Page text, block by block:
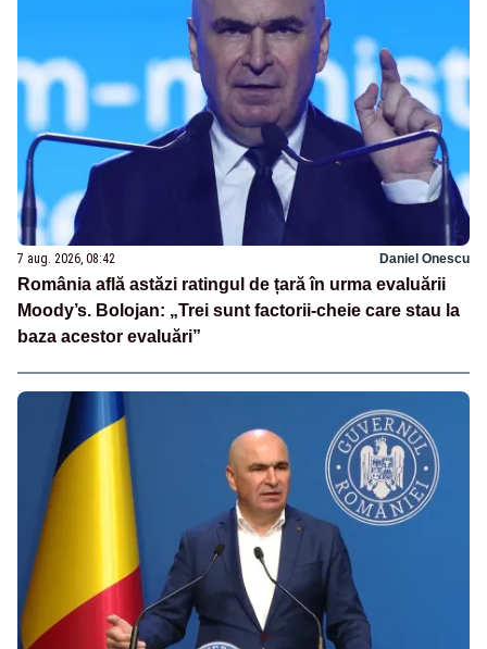
7 aug. 2026, 08:42 Daniel Onescu
România află astăzi ratingul de țară în urma evaluării
Moody’s. Bolojan: „Trei sunt factorii-cheie care stau la
baza acestor evaluări”